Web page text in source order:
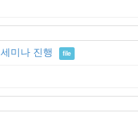
미나 진행 file